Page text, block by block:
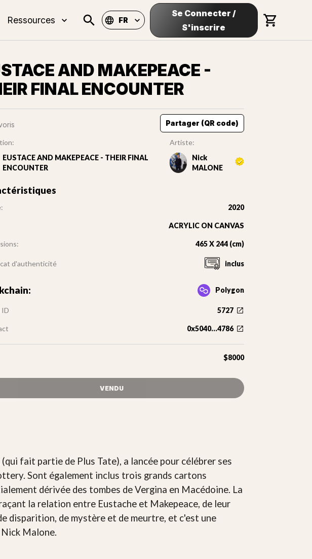
Ressources FR
Se Connecter /
S'inscrire
AND MAKEPEACE -
FINAL ENCOUNTER
Partager (QR code)
EUSTACE AND MAKEPEACE - THEIR FINAL
ENCOUNTER
Artiste:
Nick
MALONE
2020
ACRYLIC ON CANVAS
465 X 244 (cm)
d'authenticité inclus
Polygon
ID 5727
0x5040...4786
$8000
VENDU
fait partie de Plus Tate), a lancée pour célébrer ses
Sont également inclus trois grands cartons
dérivée des tombes de Vergina en Macédoine. La
la relation entre Eustache et Makepeace, de leur
disparition, de mystère et de meurtre, et c'est une
Malone.